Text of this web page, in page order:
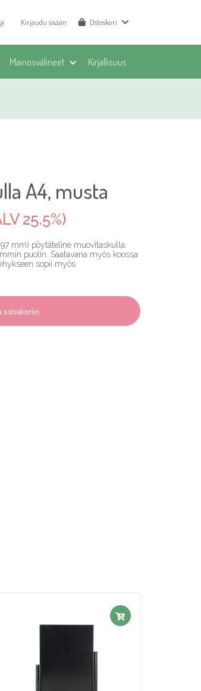
Kirjaudu sisään Ostoskori
Mainosvälineet Kirjallisuus
A4, musta
25.5%)
mm) pöytäteline muovitaskulla.
puolin. Saatavana myös koossa
sopii myös
ostoskoriin